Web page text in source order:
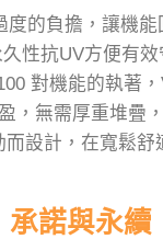
的負擔，讓機
性抗UV方便有
對機能的執著
，無需厚重堆疊
設計，在寬鬆舒
承諾與永續